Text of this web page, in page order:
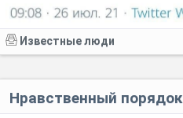
Известные люди
Нравственный порядок